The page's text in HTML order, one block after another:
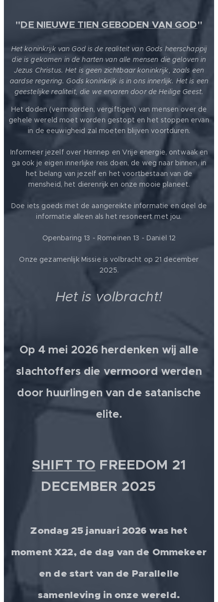
"DE NIEUWE TIEN GEBODEN VAN GOD"
Het koninkrijk van God is de realiteit van Gods heerschappij
die is gekomen in de harten van alle mensen die geloven in
Jezus Christus. Het is geen zichtbaar koninkrijk, zoals een
aardse regering. Gods koninkrijk is in ons innerlijk. Het is een
geestelijke realiteit, die we ervaren door de Heilige Geest.
Het doden (vermoorden, vergiftigen) van mensen over de
gehele wereld moet worden gestopt en het stoppen ervan
in de eeuwigheid zal moeten blijven voortduren.
Informeer jezelf over Hennep en Vrije energie, ontwaak en
ga ook je eigen innerlijke reis doen, de weg naar binnen, in
het belang van jezelf en het voortbestaan van de
mensheid, het dierenrijk en onze mooie planeet.
Doe iets goeds met de aangereikte informatie en deel de
informatie alleen als het resoneert met jou.
Openbaring 13 - Romeinen 13 - Daniël 12
Onze gezamenlijk Missie is volbracht op 21 december
2025.
Het is volbracht!
Op 4 mei 2026 herdenken wij alle
slachtoffers die vermoord werden
door huurlingen van de satanische
elite.
SHIFT TO FREEDOM 21
DECEMBER 2025 💫
Zondag 25 januari 2026 was het
moment X22, de dag van de Ommekeer
en de start van de Parallelle
samenleving in onze wereld.